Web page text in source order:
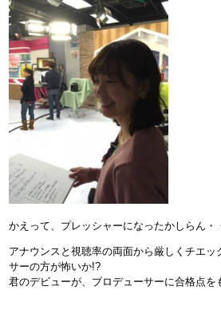
かえって、プレッシャーになったかしらん・
アナウンスと視聴率の両面から厳しくチエッ
サーの方が怖いか!?
君のデビューが、ブロデューサーに合格点を